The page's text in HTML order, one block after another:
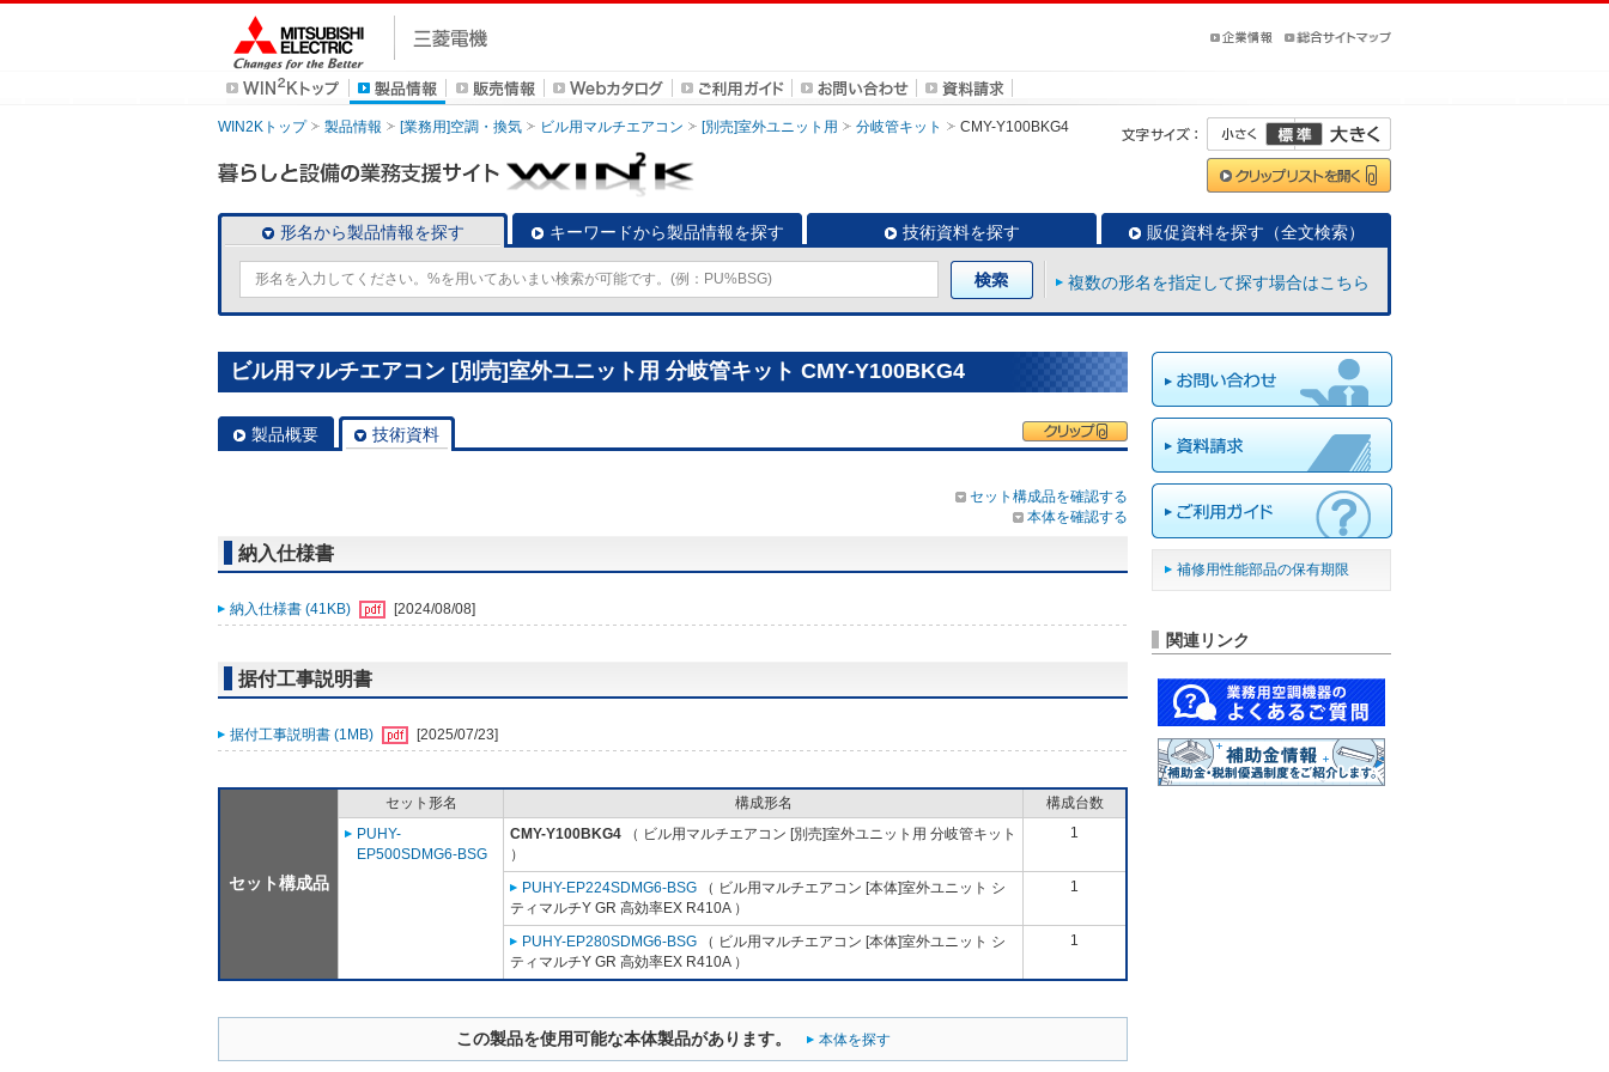
WIN2Kトップ 製品情報 [業務用]空調・換気 ビル用マルチエアコン [別売]室外ユニット用 分岐管キット CMY-Y100BKG4
形名から製品情報を探す キーワードから製品情報を探す 技術資料を探す 販促資料を探す（全文検索）
複数の形名を指定して探す場合はこちら
ビル用マルチエアコン [別売]室外ユニット用 分岐管キット CMY-Y100BKG4
製品概要 技術資料
セット構成品を確認する
本体を確認する
納入仕様書
納入仕様書 (41KB) [2024/08/08]
据付工事説明書
据付工事説明書 (1MB) [2025/07/23]
セット構成品
セット形名 構成形名
構成台数
PUHY-
EP500SDMG6-BSG
CMY-Y100BKG4 （ ビル用マルチエアコン [別売]室外ユニット用 分岐管キット
）
1
PUHY-EP224SDMG6-BSG （ ビル用マルチエアコン [本体]室外ユニット シ
ティマルチY GR 高効率EX R410A ）
1
PUHY-EP280SDMG6-BSG （ ビル用マルチエアコン [本体]室外ユニット シ
ティマルチY GR 高効率EX R410A ）
1
この製品を使用可能な本体製品があります。 本体を探す
補修用性能部品の保有期限
関連リンク